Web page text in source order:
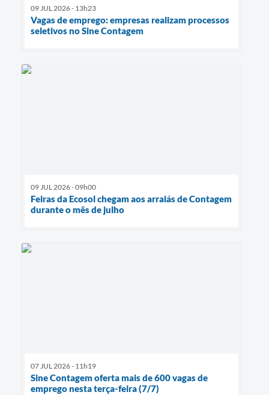
09 JUL 2026 - 13h23
Vagas de emprego: empresas realizam processos
seletivos no Sine Contagem
09 JUL 2026 - 09h00
Feiras da Ecosol chegam aos arraiás de Contagem
durante o mês de julho
07 JUL 2026 - 11h19
Sine Contagem oferta mais de 600 vagas de
emprego nesta terça-feira (7/7)